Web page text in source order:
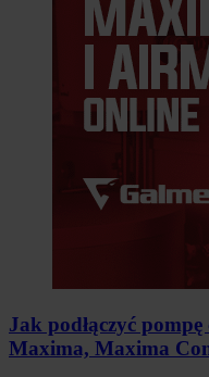
Jak podłączyć
Maxima, Maxima